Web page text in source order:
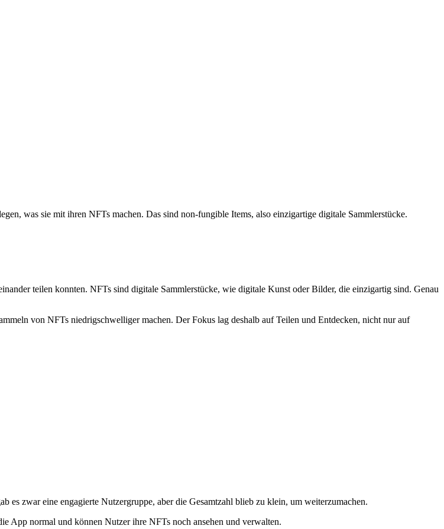
was sie mit ihren NFTs machen. Das sind non-fungible Items, also einzigartige digitale Sammlerstücke.
teilen konnten. NFTs sind digitale Sammlerstücke, wie digitale Kunst oder Bilder, die einzigartig sind. Genau
von NFTs niedrigschwelliger machen. Der Fokus lag deshalb auf Teilen und Entdecken, nicht nur auf
zwar eine engagierte Nutzergruppe, aber die Gesamtzahl blieb zu klein, um weiterzumachen.
App normal und können Nutzer ihre NFTs noch ansehen und verwalten.